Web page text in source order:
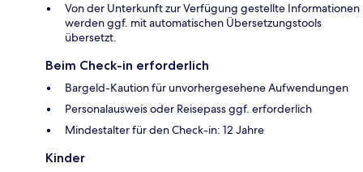
Von der Unterkunft zur Verfügung gestellte Informationen
werden ggf. mit automatischen Übersetzungstools
übersetzt.
Beim Check-in erforderlich
Bargeld-Kaution für unvorhergesehene Aufwendungen
Personalausweis oder Reisepass ggf. erforderlich
Mindestalter für den Check-in: 12 Jahre
Kinder